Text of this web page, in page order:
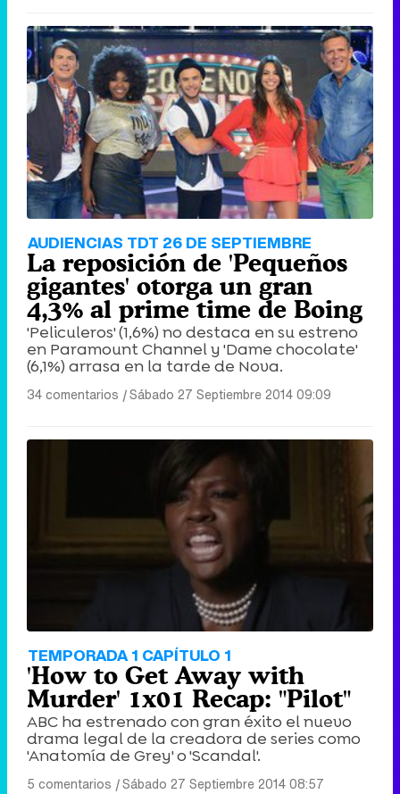
AUDIENCIAS TDT 26 DE SEPTIEMBRE
La reposición de 'Pequeños
gigantes' otorga un gran
4,3% al prime time de Boing
'Peliculeros' (1,6%) no destaca en su estreno
en Paramount Channel y 'Dame chocolate'
(6,1%) arrasa en la tarde de Nova.
34 comentarios |Sábado 27 Septiembre 2014 09:09
TEMPORADA 1 CAPÍTULO 1
'How to Get Away with
Murder' 1x01 Recap: "Pilot"
ABC ha estrenado con gran éxito el nuevo
drama legal de la creadora de series como
'Anatomía de Grey' o 'Scandal'.
5 comentarios |Sábado 27 Septiembre 2014 08:57